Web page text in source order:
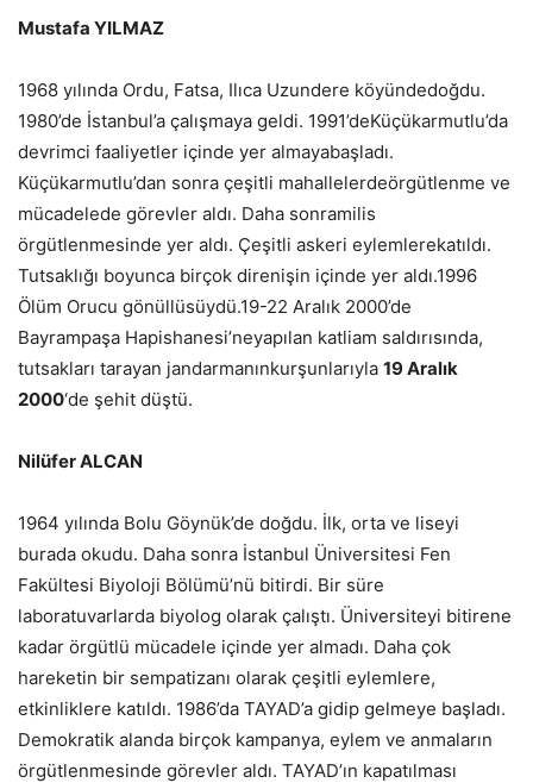
Mustafa YILMAZ
1968 yılında Ordu, Fatsa, Ilıca Uzundere köyündedoğdu.
1980’de İstanbul’a çalışmaya geldi. 1991’deKüçükarmutlu’da
devrimci faaliyetler içinde yer almayabaşladı.
Küçükarmutlu’dan sonra çeşitli mahallelerdeörgütlenme ve
mücadelede görevler aldı. Daha sonramilis
örgütlenmesinde yer aldı. Çeşitli askeri eylemlerekatıldı.
Tutsaklığı boyunca birçok direnişin içinde yer aldı.1996
Ölüm Orucu gönüllüsüydü.19-22 Aralık 2000’de
Bayrampaşa Hapishanesi’neyapılan katliam saldırısında,
tutsakları tarayan jandarmanınkurşunlarıyla 19 Aralık
2000‘de şehit düştü.
Nilüfer ALCAN
1964 yılında Bolu Göynük’de doğdu. İlk, orta ve liseyi
burada okudu. Daha sonra İstanbul Üniversitesi Fen
Fakültesi Biyoloji Bölümü’nü bitirdi. Bir süre
laboratuvarlarda biyolog olarak çalıştı. Üniversiteyi bitirene
kadar örgütlü mücadele içinde yer almadı. Daha çok
hareketin bir sempatizanı olarak çeşitli eylemlere,
etkinliklere katıldı. 1986’da TAYAD’a gidip gelmeye başladı.
Demokratik alanda birçok kampanya, eylem ve anmaların
örgütlenmesinde görevler aldı. TAYAD’ın kapatılması